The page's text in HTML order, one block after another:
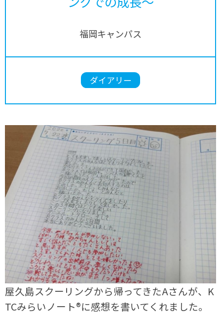
福岡キャンパス
ダイアリー
屋久島スクーリングから帰ってきたAさんが、K
TCみらいノート®に感想を書いてくれました。